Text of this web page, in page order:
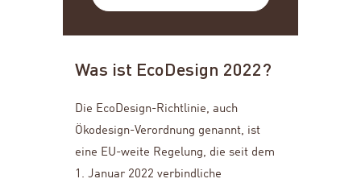
Was ist EcoDesign 2022?
Die EcoDesign-Richtlinie, auch
Ökodesign-Verordnung genannt, ist
eine EU-weite Regelung, die seit dem
1. Januar 2022 verbindliche